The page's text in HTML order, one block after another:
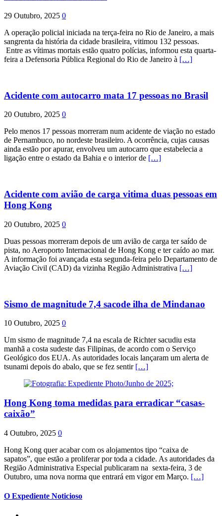
29 Outubro, 2025 0
A operação policial iniciada na terça-feira no Rio de Janeiro, a mais
sangrenta da história da cidade brasileira, vitimou 132 pessoas.
Entre as vítimas mortais estão quatro polícias, informou esta quarta-
feira a Defensoria Pública Regional do Rio de Janeiro à […]
Acidente com autocarro mata 17 pessoas no Brasil
20 Outubro, 2025 0
Pelo menos 17 pessoas morreram num acidente de viação no estado
de Pernambuco, no nordeste brasileiro. A ocorrência, cujas causas
ainda estão por apurar, envolveu um autocarro que estabelecia a
ligação entre o estado da Bahia e o interior de […]
Acidente com avião de carga vitima duas pessoas em
Hong Kong
20 Outubro, 2025 0
Duas pessoas morreram depois de um avião de carga ter saído de
pista, no Aeroporto Internacional de Hong Kong e ter caído ao mar.
A informação foi avançada esta segunda-feira pelo Departamento de
Aviação Civil (CAD) da vizinha Região Administrativa […]
Sismo de magnitude 7,4 sacode ilha de Mindanao
10 Outubro, 2025 0
Um sismo de magnitude 7,4 na escala de Richter sacudiu esta
manhã a costa sudeste das Filipinas, de acordo com o Serviço
Geológico dos EUA. As autoridades locais lançaram um alerta de
tsunami depois do abalo, que se fez sentir […]
Hong Kong toma medidas para erradicar “casas-
caixão”
4 Outubro, 2025 0
Hong Kong quer acabar com os alojamentos tipo “caixa de
sapatos”, que estão a proliferar por toda a cidade. As autoridades da
Região Administrativa Especial publicaram na sexta-feira, 3 de
Outubro, uma nova norma que entrará em vigor em Março. […]
O Expediente Noticioso